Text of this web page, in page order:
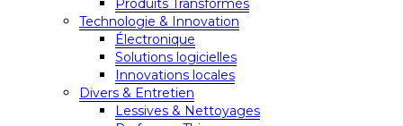
Produits Transformés
Technologie & Innovation
Électronique
Solutions logicielles
Innovations locales
Divers & Entretien
Lessives & Nettoyages